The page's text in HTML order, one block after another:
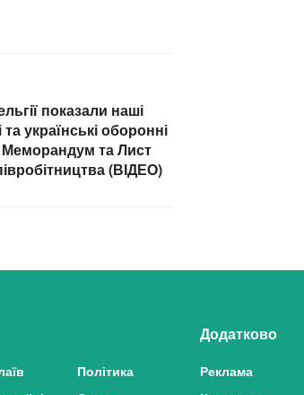
показали наші
українські оборонні
Меморандум та Лист
(ВІДЕО)
Політика
Додатково
Реклама